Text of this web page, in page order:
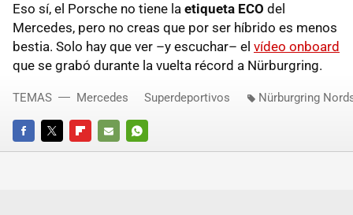
Eso sí, el Porsche no tiene la etiqueta ECO del
Mercedes, pero no creas que por ser híbrido es menos
bestia. Solo hay que ver –y escuchar– el vídeo onboard
que se grabó durante la vuelta récord a Nürburgring.
FACEBOOKTWITTERFLIPBOARD
E-
WHATSAPP
TEMAS Mercedes Superdeportivos Nürburgring